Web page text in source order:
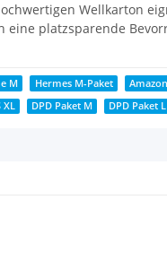
Wellkarton
platzsparende
M Hermes M-Paket
XL DPD Paket M DPD Paket L